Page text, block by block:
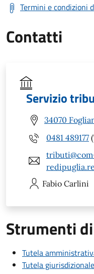
Termini e condizioni
Contatti
Servizio
34070
0481 489177
Fabio Carlini
Strumenti
Tutela
Tutela giurisdizionale